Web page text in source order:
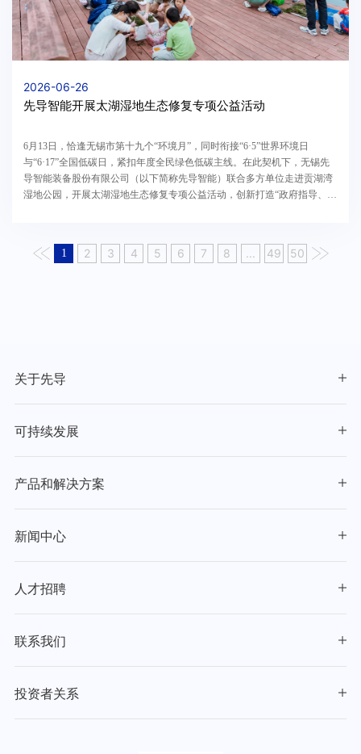
2026-06-26
先导智能开展太湖湿地生态修复专项公益活动
6月13日，恰逢无锡市第十九个“环境月”，同时衔接“6·5”世界环境日
与“6·17”全国低碳日，紧扣年度全民绿色低碳主线。在此契机下，无锡先
导智能装备股份有限公司（以下简称先导智能）联合多方单位走进贡湖湾
湿地公园，开展太湖湿地生态修复专项公益活动，创新打造“政府指导、企
1 2 3 4 5 6 7 8 ... 49 50
关于先导
可持续发展
产品和解决方案
新闻中心
人才招聘
联系我们
投资者关系